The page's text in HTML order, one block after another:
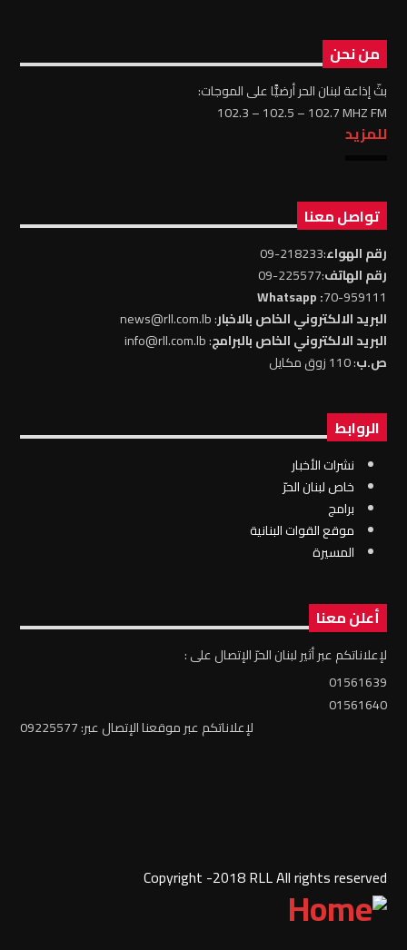
من نحن
بثّ إذاعة لبنان الحر أرضيًّا على الموجات:
102.3 – 102.5 – 102.7 MHZ FM
للمزيد
تواصل معنا
رقم الهواء:218233-09
رقم الهاتف:225577-09
70-959111
: Whatsapp
البريد الالكتروني الخاص بالاخبار: news@rll.com.lb
البريد الالكتروني الخاص بالبرامج: info@rll.com.lb
ص.ب: 110 زوق مكايل
الروابط
نشرات الأخبار
خاص لبنان الحرّ
برامج
موقع القوات البنانية
المسيرة
أعلن معنا
لإعلاناتكم عبر أثير لبنان الحرّ الإتصال على :
01561639
01561640
لإعلاناتكم عبر موقعنا الإتصال عبر: 09225577
Copyright -2018 RLL All rights reserved